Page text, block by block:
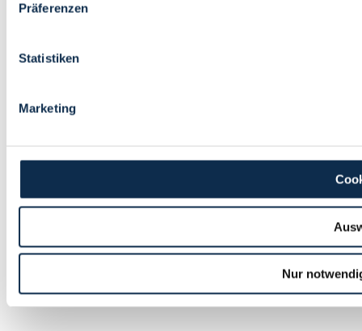
Präferenzen
Statistiken
Marketing
Nur